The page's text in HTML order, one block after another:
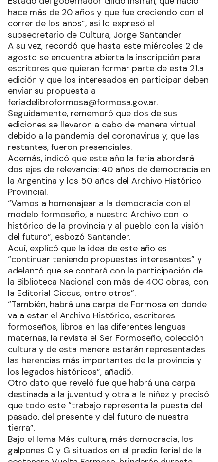
hace más de 20 años y que fue creciendo con el
correr de los años”, así lo expresó el
subsecretario de Cultura, Jorge Santander.
A su vez, recordó que hasta este miércoles 2 de
agosto se encuentra abierta la inscripción para
escritores que quieran formar parte de esta 21.a
edición y que los interesados en participar deben
enviar su propuesta a
feriadelibroformosa@formosa.gov.ar.
Seguidamente, rememoró que dos de sus
ediciones se llevaron a cabo de manera virtual
debido a la pandemia del coronavirus y, que las
restantes, fueron presenciales.
Además, indicó que este año la feria abordará
dos ejes de relevancia: 40 años de democracia en
la Argentina y los 50 años del Archivo Histórico
Provincial.
“Vamos a homenajear a la democracia con el
modelo formoseño, a nuestro Archivo con lo
histórico de la provincia y al pueblo con la visión
del futuro”, esbozó Santander.
Aquí, explicó que la idea de este año es
“continuar teniendo propuestas interesantes” y
adelantó que se contará con la participación de
la Biblioteca Nacional con más de 400 obras, con
la Editorial Ciccus, entre otros”.
“También, habrá una carpa de Formosa en donde
va a estar el Archivo Histórico, escritores
formoseños, libros en las diferentes lenguas
maternas, la revista el Ser Formoseño, colección
cultura y de esta manera estarán representadas
las herencias más importantes de la provincia y
los legados históricos”, añadió.
Otro dato que reveló fue que habrá una carpa
destinada a la juventud y otra a la niñez y precisó
que todo este “trabajo representa la puesta del
pasado, del presente y del futuro de nuestra
tierra”.
Bajo el lema Más cultura, más democracia, los
galpones C y G situados en el predio ferial de la